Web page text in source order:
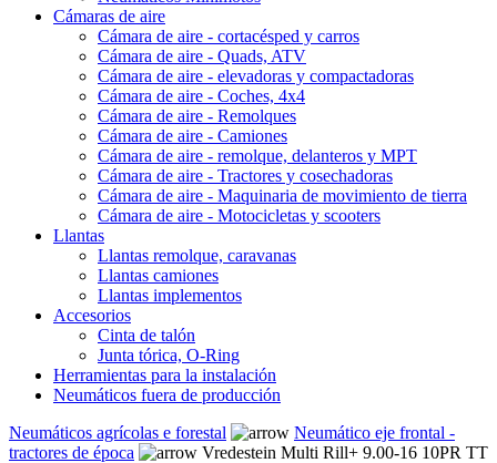
Cámaras de aire
Cámara de aire - cortacésped y carros
Cámara de aire - Quads, ATV
Cámara de aire - elevadoras y compactadoras
Cámara de aire - Coches, 4x4
Cámara de aire - Remolques
Cámara de aire - Camiones
Cámara de aire - remolque, delanteros y MPT
Cámara de aire - Tractores y cosechadoras
Cámara de aire - Maquinaria de movimiento de tierra
Cámara de aire - Motocicletas y scooters
Llantas
Llantas remolque, caravanas
Llantas camiones
Llantas implementos
Accesorios
Cinta de talón
Junta tórica, O-Ring
Herramientas para la instalación
Neumáticos fuera de producción
Neumáticos agrícolas e forestal
Neumático eje frontal -
tractores de época
Vredestein Multi Rill+ 9.00-16 10PR TT